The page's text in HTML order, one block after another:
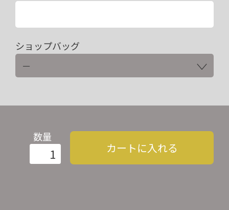
ショップバッグ
数量
カートに入れる